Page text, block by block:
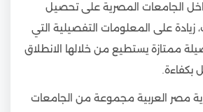
الجامعات المصرية على تحصيل
زيادة على المعلومات التفصيلية التي
ممتازة يستطيع من خلالها الانطلاق
بكفاءة.
مصر العربية مجموعة من الجامعات